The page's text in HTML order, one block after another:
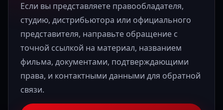
Если вы представляете правообладателя,
студию, дистрибьютора или официального
представителя, направьте обращение с
точной ссылкой на материал, названием
фильма, документами, подтверждающими
права, и контактными данными для обратной
связи.